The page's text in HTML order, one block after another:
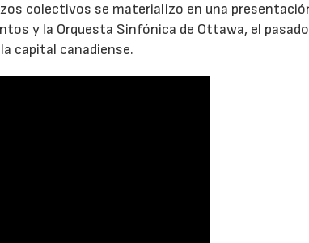
colectivos se materializo en una
y la Orquesta Sinfónica de Ottawa, el
capital canadiense.